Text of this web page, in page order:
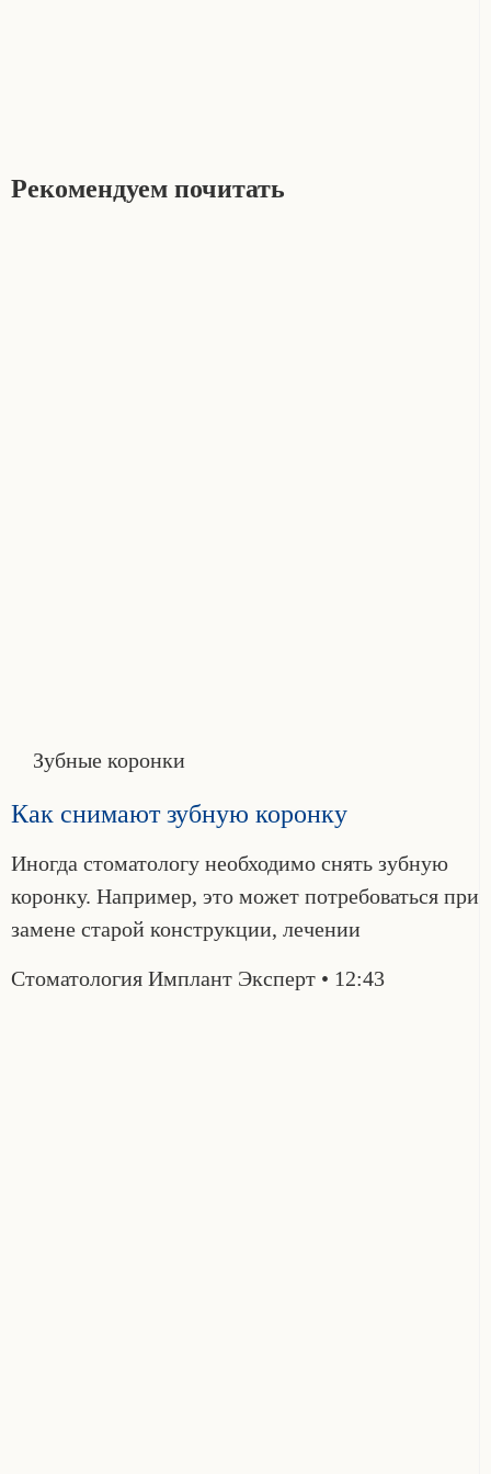
Рекомендуем почитать
Зубные коронки
Как снимают зубную коронку
Иногда стоматологу необходимо снять зубную
коронку. Например, это может потребоваться при
замене старой конструкции, лечении
Стоматология Имплант Эксперт 12:43